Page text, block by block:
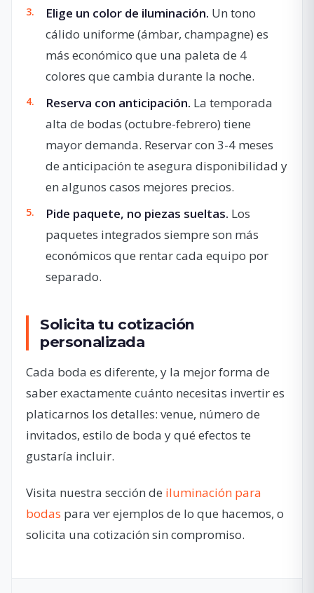
Elige un color de iluminación. Un tono
cálido uniforme (ámbar, champagne) es
más económico que una paleta de 4
colores que cambia durante la noche.
Reserva con anticipación. La temporada
alta de bodas (octubre-febrero) tiene
mayor demanda. Reservar con 3-4 meses
de anticipación te asegura disponibilidad y
en algunos casos mejores precios.
Pide paquete, no piezas sueltas. Los
paquetes integrados siempre son más
económicos que rentar cada equipo por
separado.
Solicita tu cotización
personalizada
Cada boda es diferente, y la mejor forma de
saber exactamente cuánto necesitas invertir es
platicarnos los detalles: venue, número de
invitados, estilo de boda y qué efectos te
gustaría incluir.
Visita nuestra sección de iluminación para
bodas para ver ejemplos de lo que hacemos, o
solicita una cotización sin compromiso.